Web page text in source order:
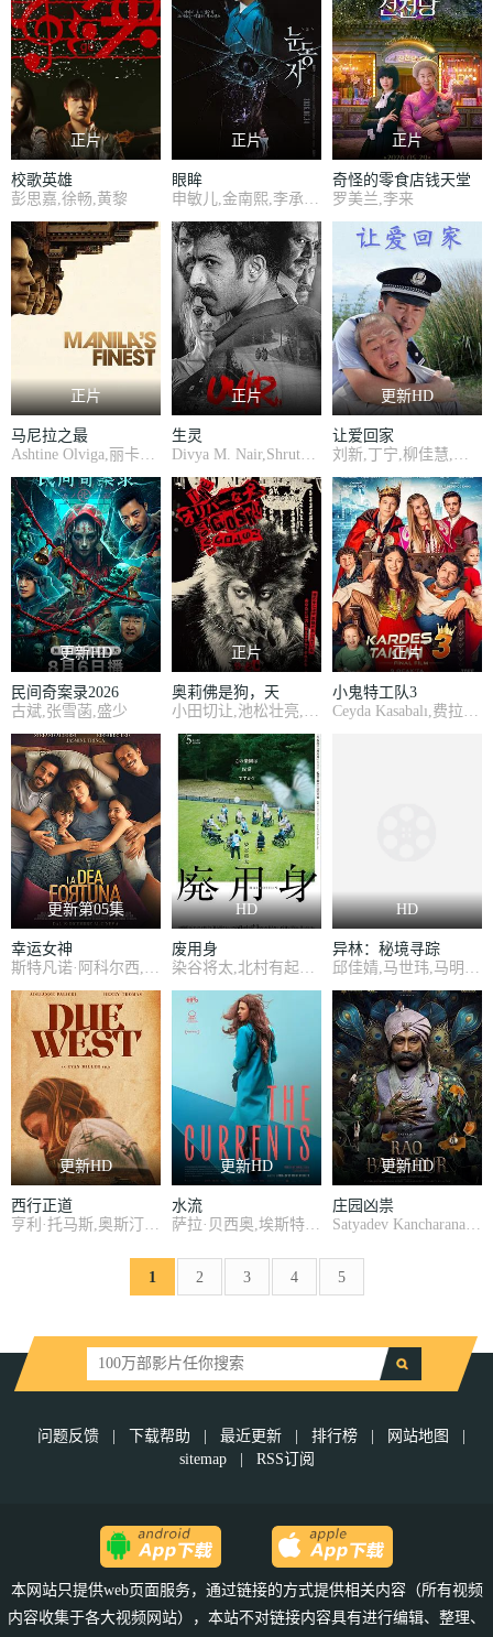
正片
校歌英雄
彭思嘉,徐畅,黄黎
正片
眼眸
正片
奇怪的零食店钱天堂
罗美兰,李来
正片
马尼拉之最
Ashtine Olviga,丽卡·佩拉莱约
正片
生灵
Divya M. Nair,Shruthy Menon,苏迪普,赛亚米·凯尔,罗尚·马修,维诺德·萨加尔
更新HD
让爱回家
刘新,丁宁,柳佳慧,马新平,杨朝成
更新HD
民间奇案录2026
古斌,张雪菡,盛少
正片
奥莉佛是狗，天
哪！！这家伙电影版
小田切让,池松壮亮,麻生久美子
正片
小鬼特工队3
Ceyda Kasabalı,费拉特·阿尔拜伦
更新第05集
幸运女神
HD
废用身
染谷将太,北村有起哉,泷内公美
HD
异林：秘境寻踪
更新HD
西行正道
更新HD
水流
萨拉·贝西奥,埃斯特万·比利亚尔迪,雅兹明·卡巴洛,艾玛·法约·杜阿尔特,埃内斯蒂娜·加蒂
更新HD
庄园凶祟
1 2 3 4 5
问题反馈 | 下载帮助 | 最近更新 | 排行榜 | 网站地图
|
sitemap
| RSS订阅
本网站只提供web页面服务，通过链接的方式提供相关内容（所有视频
内容收集于各大视频网站），本站不对链接内容具有进行编辑、整理、